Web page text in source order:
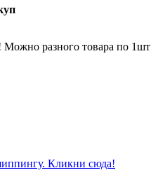
Можно разного товара по 1шт
Кликни сюда!